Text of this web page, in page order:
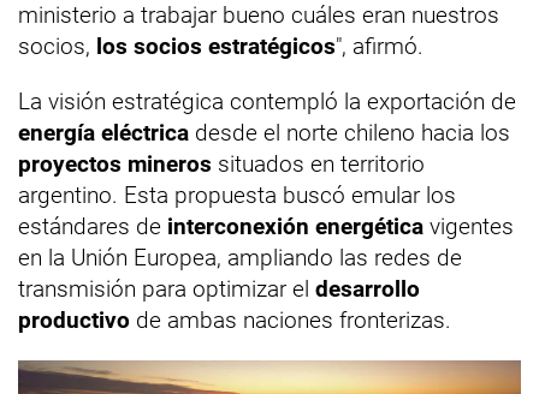
ministerio a trabajar bueno cuáles eran nuestros
socios, los socios estratégicos", afirmó.
La visión estratégica contempló la exportación de
energía eléctrica desde el norte chileno hacia los
proyectos mineros situados en territorio
argentino. Esta propuesta buscó emular los
estándares de interconexión energética vigentes
en la Unión Europea, ampliando las redes de
transmisión para optimizar el desarrollo
productivo de ambas naciones fronterizas.